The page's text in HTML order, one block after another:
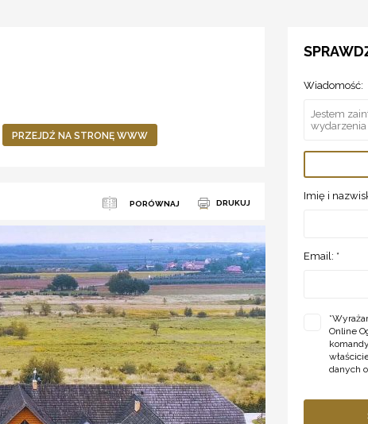
PRZEJDŹ NA STRONĘ WWW
PORÓWNAJ DRUKUJ
Wiadomość:
Imię i
Email: *
*
Online
danych